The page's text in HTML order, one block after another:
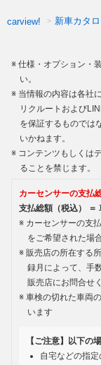
carview! 新車カタ
仕様・オプション・
い。
当情報の内容は各社
リクルートおよび
を保証するものでは
いかねます。
コンテンツもしくは
ることを禁じます。
カーセンサーの支払
支払総額（税込） ＝
カーセンサーの支
をご希望された場
販売店の所在する
録月によって、手
販売店にお問合せ
車検の切れた車両
います
【ご注意】以下の
自宅などの指